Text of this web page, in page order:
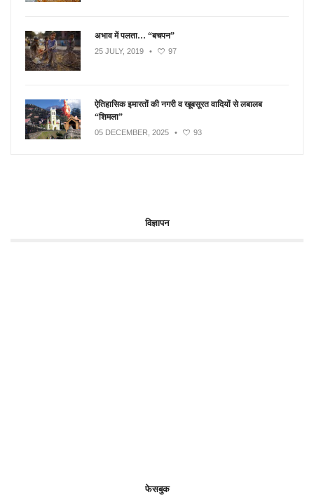
अभाव में पलता… “बचपन”
25 JULY, 2019 • 97
ऐतिहासिक इमारतों की नगरी व खूबसूरत वादियों से लबालब
“शिमला”
05 DECEMBER, 2025 • 93
विज्ञापन
फेसबुक